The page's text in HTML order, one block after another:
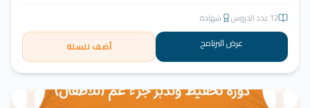
12عدد الدروس شهادة
عرض البرنامج أضف للسلة